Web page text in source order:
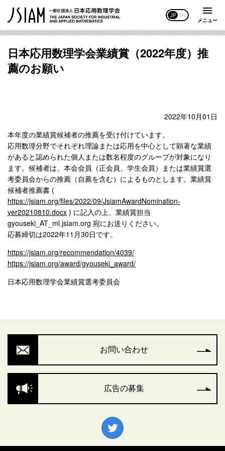
JP EN
メニュー
日本応用数理学会業績賞（2022年度）推
薦のお願い
2022年10月01日
本年度の業績賞候補者の推薦を受け付けています。
応用数理分野でそれぞれ理論または応用を中心として顕著な業績
があると認められた個人または数名程度のグループが対象になり
ます。候補者は、本会会員（正会員、学⽣会員）または業績賞選
考委員会からの推薦（⾃薦を含む）によるものとします。業績賞
候補者推薦書 (
https://jsiam.org/files/2022/09/JsiamAwardNomination-
ver20210810.docx ) に記入の上、業績賞担当
gyouseki_AT_ml.jsiam.org 宛にお送りください。
応募締切は2022年11月30日です。
https://jsiam.org/recommendation/4039/
https://jsiam.org/award/gyouseki_award/
日本応用数理学会業績賞選考委員会
お問い合わせ
広告の募集